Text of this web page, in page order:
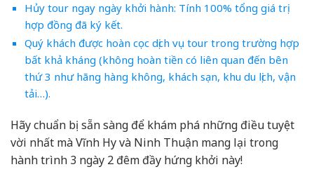
Hủy tour ngay ngày khởi hành: Tính 100% tổng giá trị
hợp đồng đã ký kết.
Quý khách được hoàn cọc dịch vụ tour trong trường hợp
bất khả kháng (không hoàn tiền có liên quan đến bên
thứ 3 như hãng hàng không, khách sạn, khu du lịch, vận
tải…).
Hãy chuẩn bị sẵn sàng để khám phá những điều tuyệt
vời nhất mà Vĩnh Hy và Ninh Thuận mang lại trong
hành trình 3 ngày 2 đêm đầy hứng khởi này!